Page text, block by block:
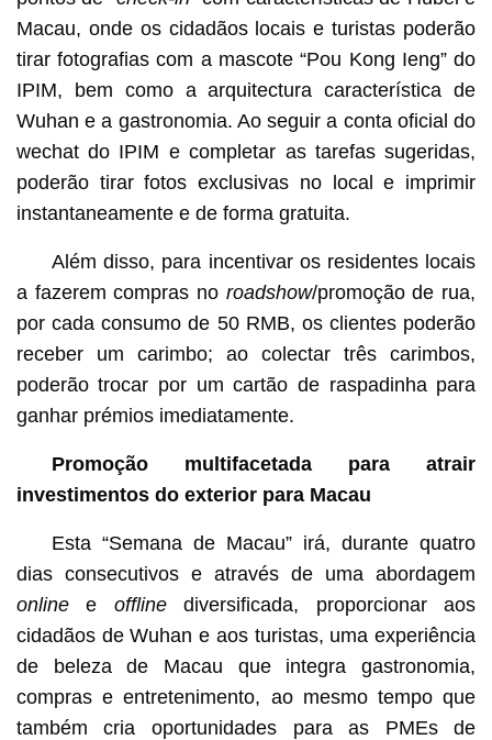
Macau, onde os cidadãos locais e turistas poderão
tirar fotografias com a mascote “Pou Kong Ieng” do
IPIM, bem como a arquitectura característica de
Wuhan e a gastronomia. Ao seguir a conta oficial do
wechat do IPIM e completar as tarefas sugeridas,
poderão tirar fotos exclusivas no local e imprimir
instantaneamente e de forma gratuita.
Além disso, para incentivar os residentes locais
a fazerem compras no roadshow/promoção de rua,
por cada consumo de 50 RMB, os clientes poderão
receber um carimbo; ao colectar três carimbos,
poderão trocar por um cartão de raspadinha para
ganhar prémios imediatamente.
Promoção multifacetada para atrair
investimentos do exterior para Macau
Esta “Semana de Macau” irá, durante quatro
dias consecutivos e através de uma abordagem
onlinee offlinediversificada, proporcionar aos
cidadãos de Wuhan e aos turistas, uma experiência
de beleza de Macau que integra gastronomia,
compras e entretenimento, ao mesmo tempo que
também cria oportunidades para as PMEs de